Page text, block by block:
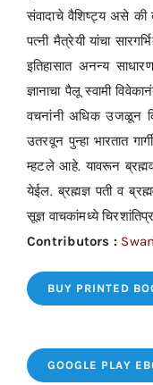
संवादाचे वैशिष्ट्य असे की
पत्नी मैत्रेयी यांचा
इतिहासात अनन्य
ज्ञानाचा पैलू स्वामी
वचनांनी अधिक उजळून
उतरवून पुन्हा भारतात
म्हटले आहे. यावरून
येईल. ब्रह्मज्ञ पती व
सूज्ञ वाचकांमध्ये
Contributors :
BUY PRINTED
GOOGLE PLAY